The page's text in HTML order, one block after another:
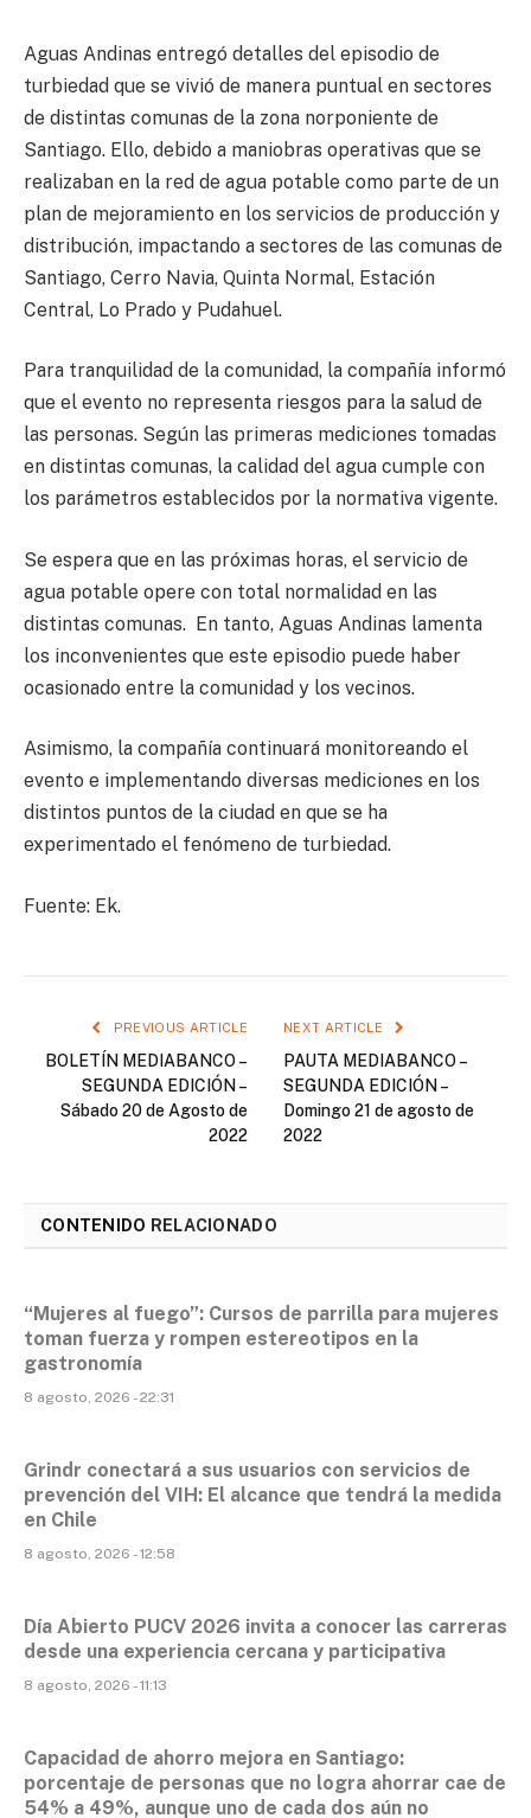
Aguas Andinas entregó detalles del episodio de
turbiedad que se vivió de manera puntual en sectores
de distintas comunas de la zona norponiente de
Santiago. Ello, debido a maniobras operativas que se
realizaban en la red de agua potable como parte de un
plan de mejoramiento en los servicios de producción y
distribución, impactando a sectores de las comunas de
Santiago, Cerro Navia, Quinta Normal, Estación
Central, Lo Prado y Pudahuel.
Para tranquilidad de la comunidad, la compañía informó
que el evento no representa riesgos para la salud de
las personas. Según las primeras mediciones tomadas
en distintas comunas, la calidad del agua cumple con
los parámetros establecidos por la normativa vigente.
Se espera que en las próximas horas, el servicio de
agua potable opere con total normalidad en las
distintas comunas. En tanto, Aguas Andinas lamenta
los inconvenientes que este episodio puede haber
ocasionado entre la comunidad y los vecinos.
Asimismo, la compañía continuará monitoreando el
evento e implementando diversas mediciones en los
distintos puntos de la ciudad en que se ha
experimentado el fenómeno de turbiedad.
Fuente: Ek.
PREVIOUS ARTICLE
BOLETÍN MEDIABANCO –
SEGUNDA EDICIÓN –
Sábado 20 de Agosto de
2022
NEXT ARTICLE
PAUTA MEDIABANCO –
SEGUNDA EDICIÓN –
Domingo 21 de agosto de
2022
CONTENIDO RELACIONADO
“Mujeres al fuego”: Cursos de parrilla para mujeres
toman fuerza y rompen estereotipos en la
gastronomía
8 agosto, 2026 - 22:31
Grindr conectará a sus usuarios con servicios de
prevención del VIH: El alcance que tendrá la medida
en Chile
8 agosto, 2026 - 12:58
Día Abierto PUCV 2026 invita a conocer las carreras
desde una experiencia cercana y participativa
8 agosto, 2026 - 11:13
Capacidad de ahorro mejora en Santiago:
porcentaje de personas que no logra ahorrar cae de
54% a 49%, aunque uno de cada dos aún no